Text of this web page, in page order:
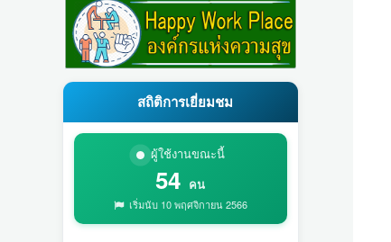
สถิติการเยี่ยมชม
ผู้ใช้งานขณะนี้
54 คน
เริ่มนับ 10 พฤศจิกายน 2566